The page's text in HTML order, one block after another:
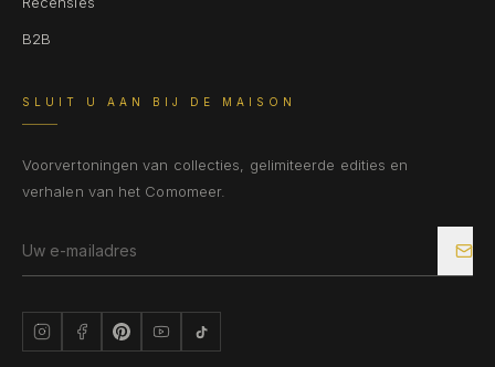
B2B
SLUIT U AAN BIJ DE MAISON
Voorvertoningen van collecties, gelimiteerde edities en
verhalen van het Comomeer.